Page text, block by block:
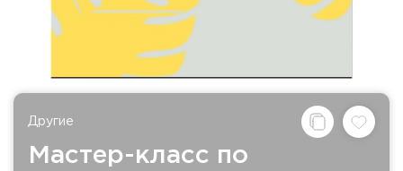
Другие
Мастер-класс по